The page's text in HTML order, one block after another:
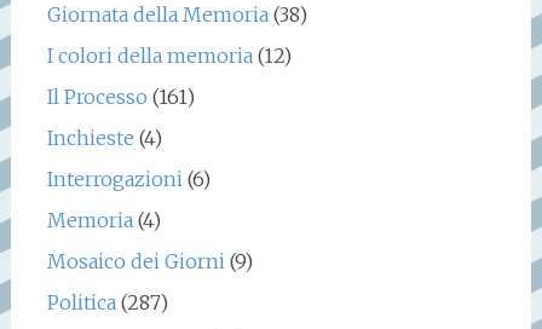
Giornata della Memoria (38)
I colori della memoria (12)
Il Processo (161)
Inchieste (4)
Interrogazioni (6)
Memoria (4)
Mosaico dei Giorni (9)
Politica (287)